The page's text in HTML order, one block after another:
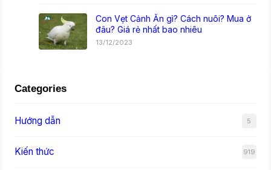
Con Vẹt Cảnh Ăn gì? Cách nuôi? Mua ở
đâu? Giá rẻ nhất bao nhiêu
13/12/2023
Categories
Hướng dẫn 5
Kiến thức 919